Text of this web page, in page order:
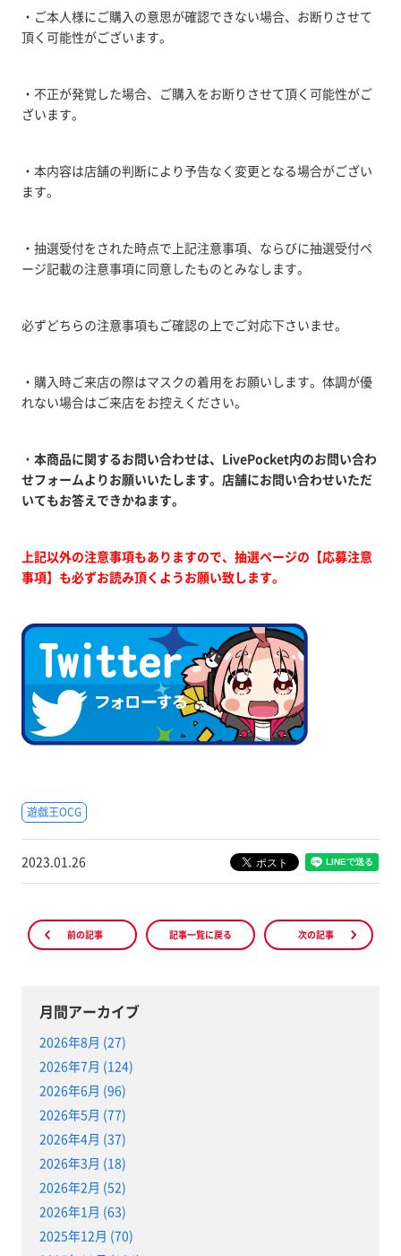
・ご本人様にご購入の意思が確認できない場合、お断りさせて
頂く可能性がございます。
・不正が発覚した場合、ご購入をお断りさせて頂く可能性がご
ざいます。
・本内容は店舗の判断により予告なく変更となる場合がござい
ます。
・抽選受付をされた時点で上記注意事項、ならびに抽選受付ペ
ージ記載の注意事項に同意したものとみなします。
必ずどちらの注意事項もご確認の上でご対応下さいませ。
・購入時ご来店の際はマスクの着用をお願いします。体調が優
れない場合はご来店をお控えください。
・ 本商品に関するお問い合わせは、LivePocket内のお問い合わ
せフォームよりお願いいたします。店舗にお問い合わせいただ
いてもお答えできかねます。
上記以外の注意事項もありますので、抽選ページの【応募注意
事項】も必ずお読み頂くようお願い致します。
遊戯王OCG
2023.01.26
前の記事 記事一覧に戻る 次の記事
月間アーカイブ
2026年8月 (27)
2026年7月 (124)
2026年6月 (96)
2026年5月 (77)
2026年4月 (37)
2026年3月 (18)
2026年2月 (52)
2026年1月 (63)
2025年12月 (70)